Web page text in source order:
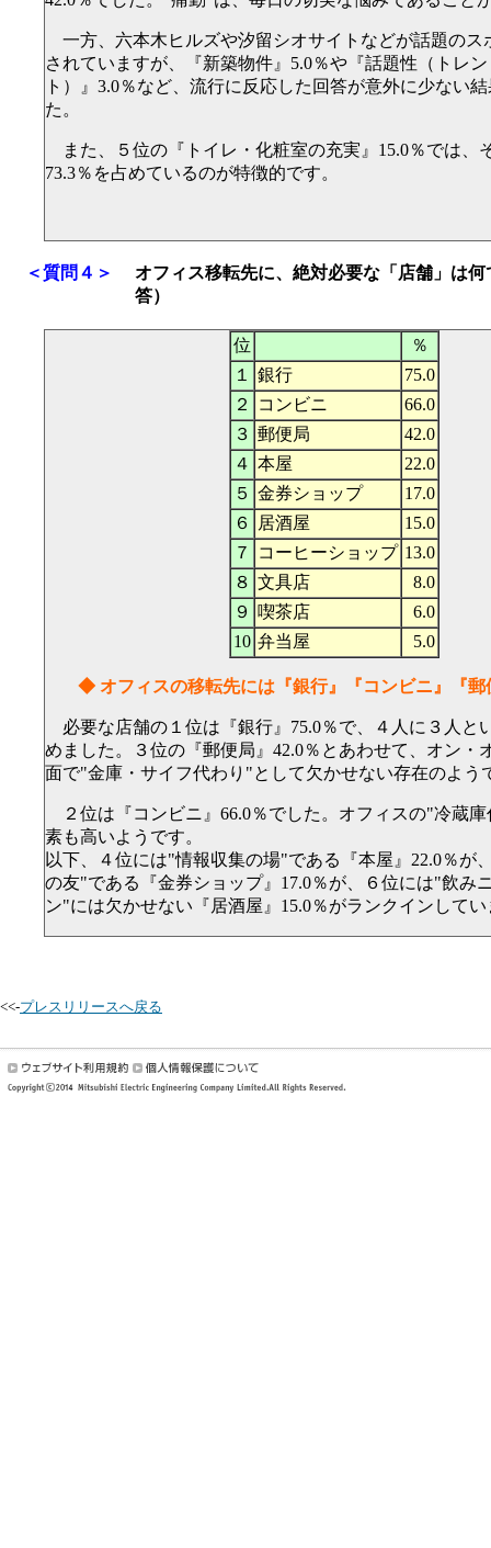
一方、六本木ヒルズや汐留シオサイトなどが話題のス
されていますが、『新築物件』5.0％や『話題性（トレ
ト）』3.0％など、流行に反応した回答が意外に少ない
た。
また、５位の『トイレ・化粧室の充実』15.0％では、
73.3％を占めているのが特徴的です。
＜質問４＞
オフィス移転先に、絶対必要な「店舗」は
答）
位
％
１
銀行
75.0
２
コンビニ
66.0
３ 郵便局
42.0
４ 本屋
22.0
５ 金券ショップ
17.0
６
居酒屋
15.0
７
コーヒーショップ 13.0
８ 文具店
8.0
９
喫茶店
6.0
10 弁当屋 5.0
◆ オフィスの移転先には『銀行』『コンビニ』『郵
必要な店舗の１位は『銀行』75.0％で、４人に３人と
めました。３位の『郵便局』42.0％とあわせて、オン・
面で"金庫・サイフ代わり"として欠かせない存在のよう
２位は『コンビニ』66.0％でした。オフィスの"冷蔵
素も高いようです。
以下、４位には"情報収集の場"である『本屋』22.0％が
の友"である『金券ショップ』17.0％が、６位には"飲み
ン"には欠かせない『居酒屋』15.0％がランクインしてい
<<-プレスリリースへ戻る